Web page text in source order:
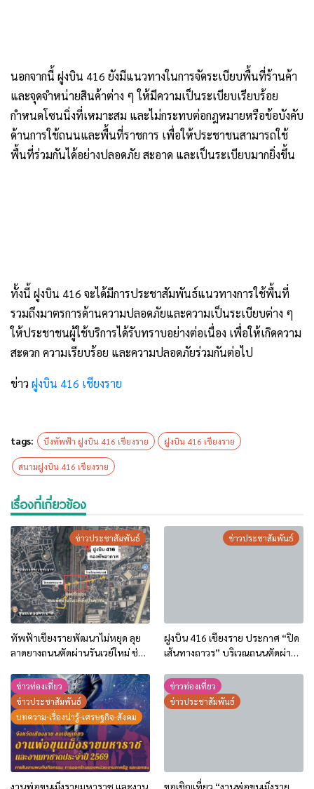
นอกจากนี้ ฝูงบิน 416 ยังมีแนวทางในการจัดระเบียบพื้นที่ร้านค้า
และจุดจำหน่ายสินค้าต่าง ๆ ให้มีความเป็นระเบียบเรียบร้อย
กำหนดโซนนิ่งที่เหมาะสม และไม่กระทบต่อกฎหมายหรือข้อบังคับ
ด้านการใช้ถนนและพื้นที่ราชการ เพื่อให้ประชาชนสามารถใช้
พื้นที่ร่วมกันได้อย่างปลอดภัย สะอาด และเป็นระเบียบมากยิ่งขึ้น
ทั้งนี้ ฝูงบิน 416 จะได้มีการประชาสัมพันธ์แนวทางการใช้พื้นที่
รวมถึงมาตรการด้านความปลอดภัยและความเป็นระเบียบต่าง ๆ
ให้ประชาชนผู้ใช้บริการได้รับทราบอย่างต่อเนื่อง เพื่อให้เกิดความ
สะดวก ความเรียบร้อย และความปลอดภัยร่วมกันต่อไป
ข่าว ฝูงบิน 416 เชียงราย
tags: บึงทัพฟ้า ฝูงบิน 416 เชียงราย ฝูงบิน 416 เชียงราย
สนามฝูงบิน 416 เชียงราย
เรื่องที่เกี่ยวข้อง
ข่าวประชาสัมพันธ์
ทัพฟ้าเชียงรายพัฒนาไม่หยุด ลุย
ลาดยางถนนตัดผ่านรันเวย์ใหม่ ช่วย
และปลอดภัยมากขึ้น
ข่าวประชาสัมพันธ์
ฝูงบิน 416 เชียงราย ประกาศ “ปิด
เส้นทางถาวร” บริเวณถนนตัดผ่าน
ข่าวท่องเที่ยว
ข่าวประชาสัมพันธ์
บทความ-เรื่องน่ารู้-เศรษฐกิจ-สังคม
งานพ่อขุนเม็งรายมหาราช และงาน
ข่าวท่องเที่ยว
ข่าวประชาสัมพันธ์
ขอเชิญเที่ยว “งานพ่อขุนเม็งราย